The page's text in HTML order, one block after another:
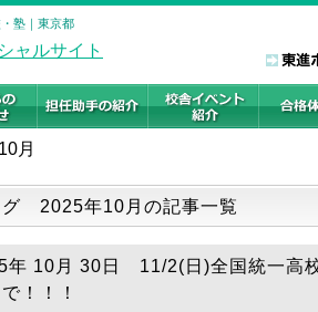
塾｜東京都
月
グ 2025年10月の記事一覧
年 10月 30日 11/2(日)全国統一高
！！！